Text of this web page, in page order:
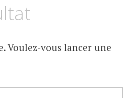
Voulez-vous lancer une